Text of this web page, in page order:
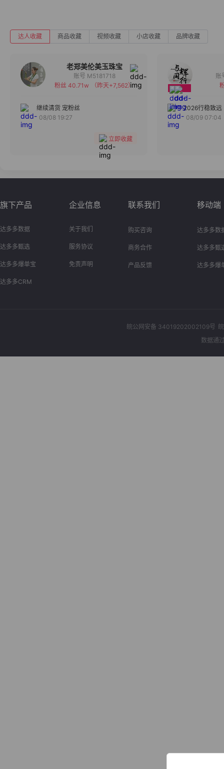
达人收藏 商品收藏 视频收藏 小店收藏 品牌收藏
老郑美伦美玉珠宝
备注
账号 M5181718
粉丝 40.71w
（昨天+7,562）
继续清货 宠粉丝
08/08 19:27
立即收藏
2026行稳致远
08/09 07:04
旗下产品
达多多数据
达多多甄选
达多多爆单宝
达多多CRM
企业信息
关于我们
服务协议
免责声明
联系我们
购买咨询
商务合作
产品反馈
移动端
达多多数
达多多甄
达多多爆
皖公网安备 34019202002109号
数据通